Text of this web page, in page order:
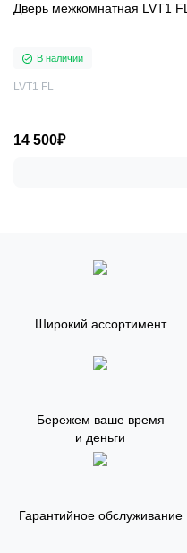
Дверь межкомнатная LVT1 FL
В наличии
LVT1 FL
14 500₽
Широкий ассортимент
Бережем ваше время
и деньги
Гарантийное обслуживание